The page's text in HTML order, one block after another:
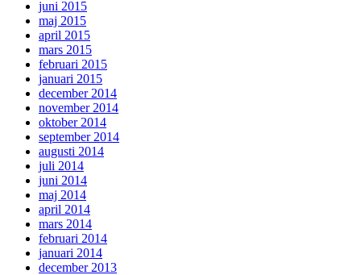
juni 2015
maj 2015
april 2015
mars 2015
februari 2015
januari 2015
december 2014
november 2014
oktober 2014
september 2014
augusti 2014
juli 2014
juni 2014
maj 2014
april 2014
mars 2014
februari 2014
januari 2014
december 2013